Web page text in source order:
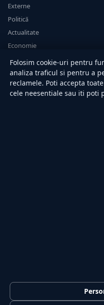
Externe
Politică
Actualitate
Economie
Sănătate
Utile
RUBRICI
Folosim cookie-uri pentru
analiza traficul si pentru a
reclamele. Poti accepta
cele neesentiale sau iti poti